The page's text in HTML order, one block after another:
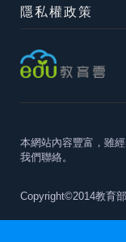
隱私權政策
本網站內容豐富，雖
我們聯絡。
Copyright©2014教育部